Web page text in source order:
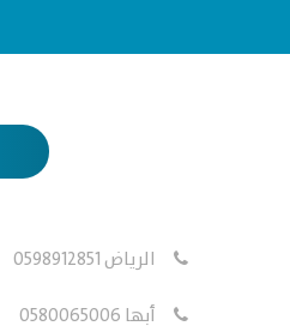
الرياض 0598912851
أبها 0580065006